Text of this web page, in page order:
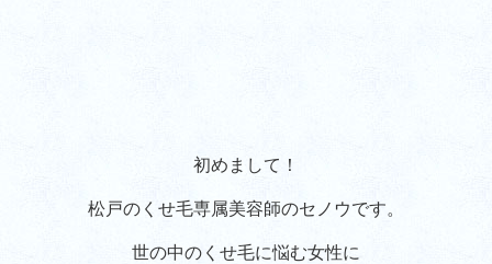
初めまして！
松戸のくせ毛専属美容師のセノウです。
世の中のくせ毛に悩む女性に